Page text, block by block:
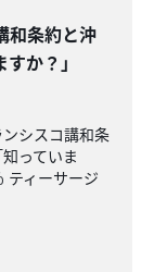
和条約と沖
か？」
シスコ講和条
っていま
ィーサージ